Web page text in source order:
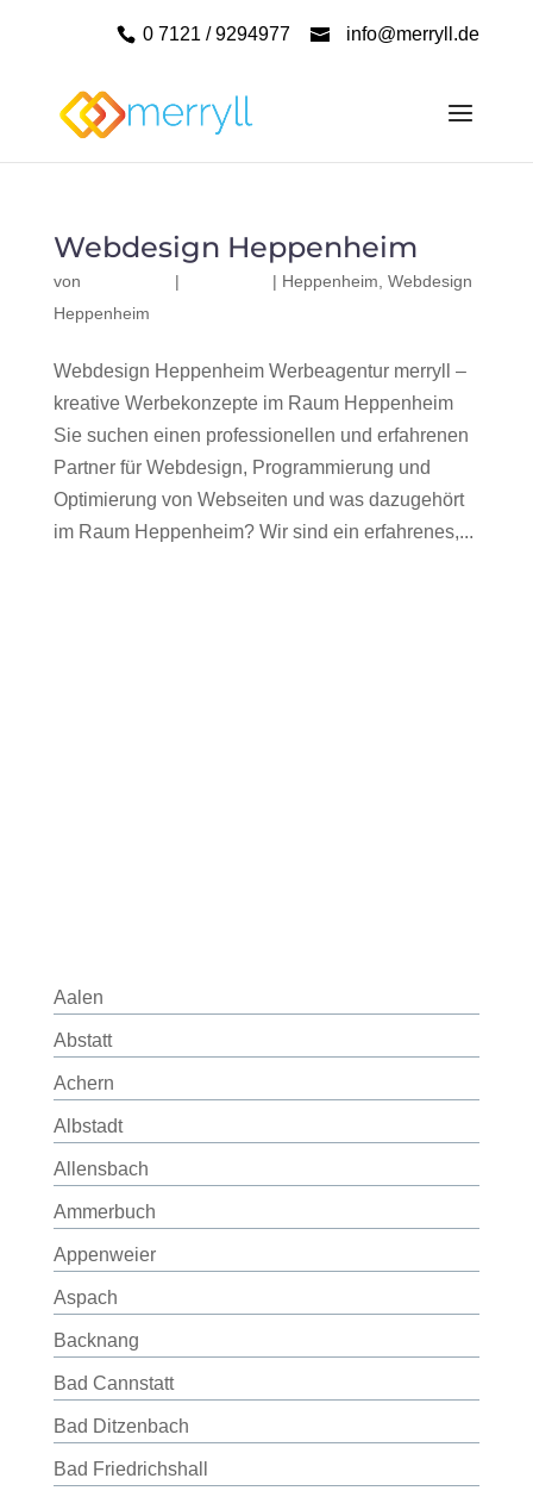
0 7121 / 9294977 info@merryll.de
Webdesign Heppenheim
von | | Heppenheim Webdesign
Heppenheim
Webdesign Heppenheim Werbeagentur merryll –
kreative Werbekonzepte im Raum Heppenheim
Sie suchen einen professionellen und erfahrenen
Partner für Webdesign, Programmierung und
Optimierung von Webseiten und was dazugehört
im Raum Heppenheim? Wir sind ein erfahrenes,...
Aalen
Abstatt
Achern
Albstadt
Allensbach
Ammerbuch
Appenweier
Aspach
Backnang
Bad Cannstatt
Bad Ditzenbach
Bad Friedrichshall